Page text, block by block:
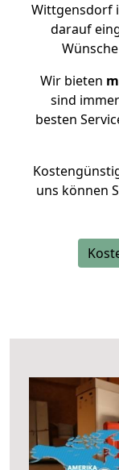
Wittgensdorf
darauf
Wir bieten
sind
besten
uns können